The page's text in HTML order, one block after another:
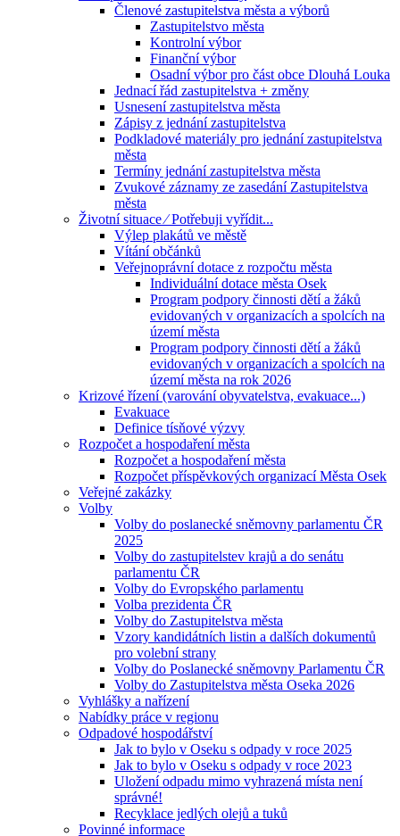
Členové zastupitelstva města a výborů
Zastupitelstvo města
Kontrolní výbor
Finanční výbor
Osadní výbor pro část obce Dlouhá Louka
Jednací řád zastupitelstva + změny
Usnesení zastupitelstva města
Zápisy z jednání zastupitelstva
Podkladové materiály pro jednání zastupitelstva
města
Termíny jednání zastupitelstva města
Zvukové záznamy ze zasedání Zastupitelstva
města
Životní situace ⁄ Potřebuji vyřídit...
Výlep plakátů ve městě
Vítání občánků
Veřejnoprávní dotace z rozpočtu města
Individuální dotace města Osek
Program podpory činnosti dětí a žáků
evidovaných v organizacích a spolcích na
území města
Program podpory činnosti dětí a žáků
evidovaných v organizacích a spolcích na
území města na rok 2026
Krizové řízení (varování obyvatelstva, evakuace...)
Evakuace
Definice tísňové výzvy
Rozpočet a hospodaření města
Rozpočet a hospodaření města
Rozpočet příspěvkových organizací Města Osek
Veřejné zakázky
Volby
Volby do poslanecké sněmovny parlamentu ČR
2025
Volby do zastupitelstev krajů a do senátu
parlamentu ČR
Volby do Evropského parlamentu
Volba prezidenta ČR
Volby do Zastupitelstva města
Vzory kandidátních listin a dalších dokumentů
pro volební strany
Volby do Poslanecké sněmovny Parlamentu ČR
Volby do Zastupitelstva města Oseka 2026
Vyhlášky a nařízení
Nabídky práce v regionu
Odpadové hospodářství
Jak to bylo v Oseku s odpady v roce 2025
Jak to bylo v Oseku s odpady v roce 2023
Uložení odpadu mimo vyhrazená místa není
správné!
Recyklace jedlých olejů a tuků
Povinné informace